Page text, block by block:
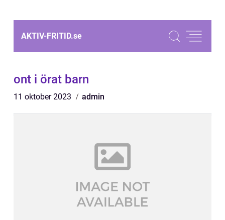
AKTIV-FRITID.se
ont i örat barn
11 oktober 2023 admin